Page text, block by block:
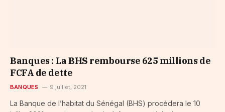
Banques : La BHS rembourse 625 millions de
FCFA de dette
BANQUES 9 juillet, 2021
La Banque de l’habitat du Sénégal (BHS) procédera le 10